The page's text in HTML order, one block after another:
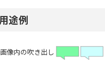
用途例
画像内の吹き出し